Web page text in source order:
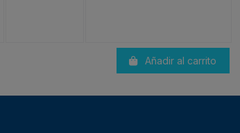
Añadir al carrito